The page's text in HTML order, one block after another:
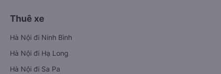
Thuê xe
Hà Nội đi Ninh Bình
Hà Nội đi Hạ Long
Hà Nội đi Sa Pa